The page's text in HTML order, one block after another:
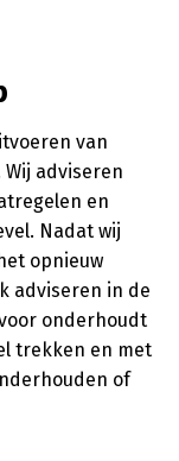
van
adviseren
en
Nadat wij
opnieuw
adviseren in de
onderhoudt
trekken en met
of